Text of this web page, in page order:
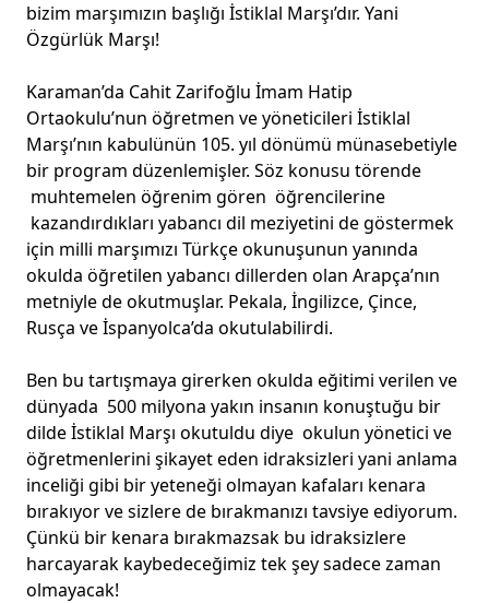
bizim marşımızın başlığı İstiklal Marşı’dır. Yani
Özgürlük Marşı!
Karaman’da Cahit Zarifoğlu İmam Hatip
Ortaokulu’nun öğretmen ve yöneticileri İstiklal
Marşı’nın kabulünün 105. yıl dönümü münasebetiyle
bir program düzenlemişler. Söz konusu törende
muhtemelen öğrenim gören öğrencilerine
kazandırdıkları yabancı dil meziyetini de göstermek
için milli marşımızı Türkçe okunuşunun yanında
okulda öğretilen yabancı dillerden olan Arapça’nın
metniyle de okutmuşlar. Pekala, İngilizce, Çince,
Rusça ve İspanyolca’da okutulabilirdi.
Ben bu tartışmaya girerken okulda eğitimi verilen ve
dünyada 500 milyona yakın insanın konuştuğu bir
dilde İstiklal Marşı okutuldu diye okulun yönetici ve
öğretmenlerini şikayet eden idraksizleri yani anlama
inceliği gibi bir yeteneği olmayan kafaları kenara
bırakıyor ve sizlere de bırakmanızı tavsiye ediyorum.
Çünkü bir kenara bırakmazsak bu idraksizlere
harcayarak kaybedeceğimiz tek şey sadece zaman
olmayacak!